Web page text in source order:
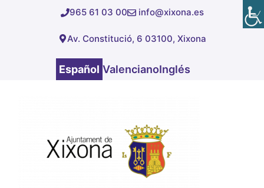
965 61 03 00 info@xixona.es
Av. Constitució, 6 03100, Xixona
Español ValencianoInglés